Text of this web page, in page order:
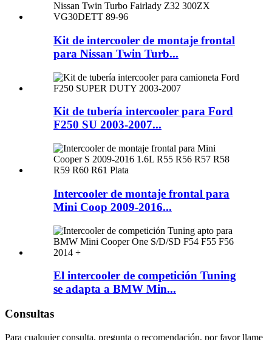
Kit de intercooler de montaje frontal
para Nissan Twin Turb...
Kit de tubería intercooler para Ford
F250 SU 2003-2007...
Intercooler de montaje frontal para
Mini Coop 2009-2016...
El intercooler de competición Tuning
se adapta a BMW Min...
Consultas
Para cualquier consulta, pregunta o recomendación, por favor llame